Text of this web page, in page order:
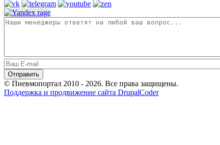
© Пневмопортал 2010 - 2026. Все права защищены.
Поддержка и продвижение сайта DrupalCoder